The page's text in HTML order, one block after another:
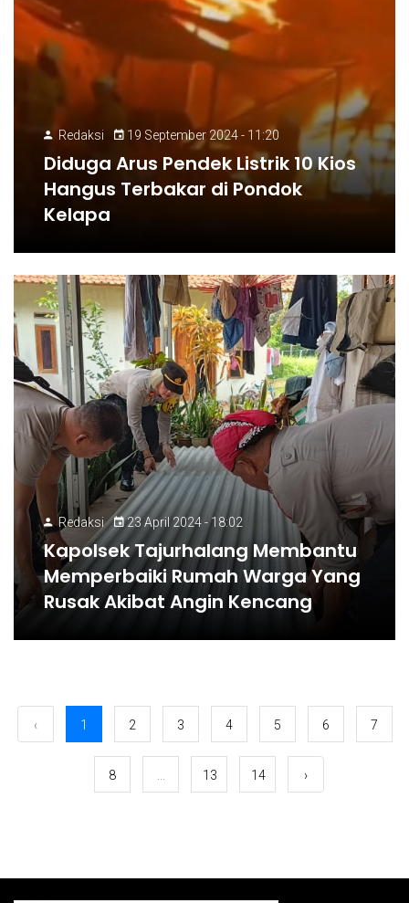
Redaksi 19 September 2024 - 11:20
Diduga Arus Pendek Listrik 10 Kios
Hangus Terbakar di Pondok
Kelapa
Redaksi 23 April 2024 - 18:02
Kapolsek Tajurhalang Membantu
Memperbaiki Rumah Warga Yang
Rusak Akibat Angin Kencang
‹ 1 2 3 4 5 6 7
8 13 14 ›